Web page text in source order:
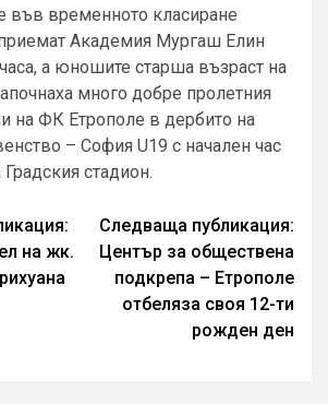
във временното класиране
Академия Мургаш Елин
а юношите старша възраст на
много добре пролетния
на ФК Етрополе в дербито на
– София U19 с начален час
стадион.
на жк.
Следваща публикация:
Център за обществена
подкрепа – Етрополе
отбеляза своя 12-ти
рожден ден